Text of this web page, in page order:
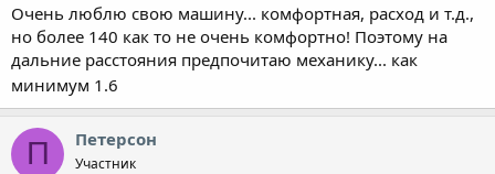
Очень люблю свою машину... комфортная, расход и т.д.,
но более 140 как то не очень комфортно! Поэтому на
дальние расстояния предпочитаю механику... как
минимум 1.6
П Петерсон
Участник